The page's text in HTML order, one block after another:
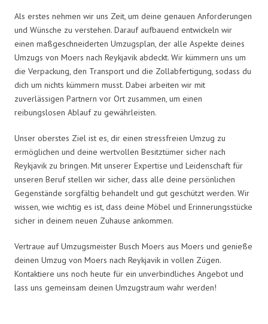
Als erstes nehmen wir uns Zeit, um deine genauen Anforderungen
und Wünsche zu verstehen. Darauf aufbauend entwickeln wir
einen maßgeschneiderten Umzugsplan, der alle Aspekte deines
Umzugs von Moers nach Reykjavik abdeckt. Wir kümmern uns um
die Verpackung, den Transport und die Zollabfertigung, sodass du
dich um nichts kümmern musst. Dabei arbeiten wir mit
zuverlässigen Partnern vor Ort zusammen, um einen
reibungslosen Ablauf zu gewährleisten.
Unser oberstes Ziel ist es, dir einen stressfreien Umzug zu
ermöglichen und deine wertvollen Besitztümer sicher nach
Reykjavik zu bringen. Mit unserer Expertise und Leidenschaft für
unseren Beruf stellen wir sicher, dass alle deine persönlichen
Gegenstände sorgfältig behandelt und gut geschützt werden. Wir
wissen, wie wichtig es ist, dass deine Möbel und Erinnerungsstücke
sicher in deinem neuen Zuhause ankommen.
Vertraue auf Umzugsmeister Busch Moers aus Moers und genieße
deinen Umzug von Moers nach Reykjavik in vollen Zügen.
Kontaktiere uns noch heute für ein unverbindliches Angebot und
lass uns gemeinsam deinen Umzugstraum wahr werden!